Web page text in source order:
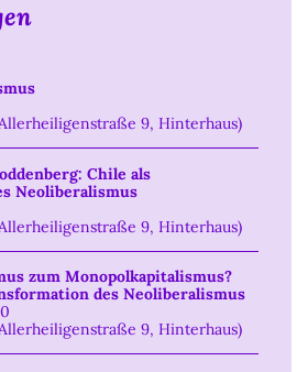
9, Hinterhaus)
Chile als
Neoliberalismus
9, Hinterhaus)
zum Monopolkapitalismus?
des Neoliberalismus
9, Hinterhaus)